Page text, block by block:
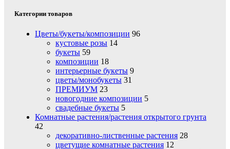
Категории товаров
Цветы/букеты/композиции 96
кустовые розы 14
букеты 59
композиции 18
интерьерные букеты 9
цветы/монобукеты 31
ПРЕМИУМ 23
новогодние композиции 5
свадебные букеты 5
Комнатные растения/растения открытого грунта
42
декоративно-лиственные растения 28
цветущие комнатные растения 12